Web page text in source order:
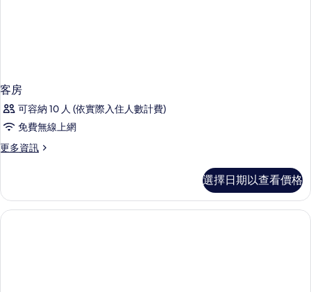
客房
可容納 10 人 (依實際入住人數計費)
免費無線上網
更多資訊
更
的
詳
情
選擇日期以查看價格